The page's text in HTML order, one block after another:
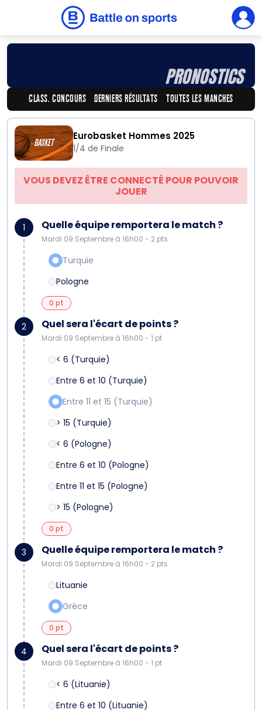
PRONOSTICS
CLASS. CONCOURS DERNIERS RÉSULTATS TOUTES LES MANCHES
Eurobasket Hommes 2025
1/4 de Finale
VOUS DEVEZ ÊTRE CONNECTÉ POUR POUVOIR
JOUER
1 Quelle équipe remportera le match ?
Mardi 09 Septembre à 16h00 - 2 pts
Turquie
Pologne
0 pt
2 Quel sera l'écart de points ?
Mardi 09 Septembre à 16h00 - 1 pt
< 6 (Turquie)
Entre 6 et 10 (Turquie)
Entre 11 et 15 (Turquie)
> 15 (Turquie)
< 6 (Pologne)
Entre 6 et 10 (Pologne)
Entre 11 et 15 (Pologne)
> 15 (Pologne)
0 pt
3 Quelle équipe remportera le match ?
Mardi 09 Septembre à 16h00 - 2 pts
Lituanie
Grèce
0 pt
4 Quel sera l'écart de points ?
Mardi 09 Septembre à 16h00 - 1 pt
< 6 (Lituanie)
Entre 6 et 10 (Lituanie)